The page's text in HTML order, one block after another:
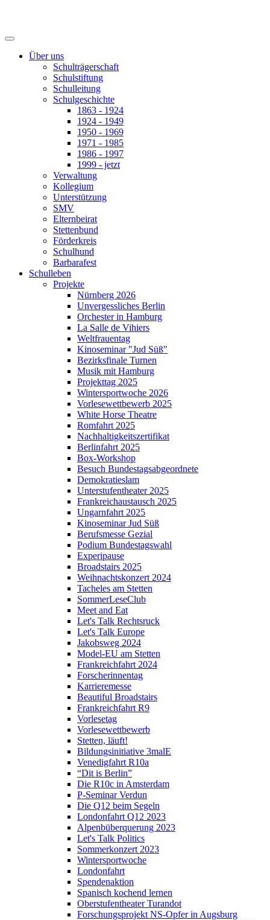
Über uns
Schulträgerschaft
Schulstiftung
Schulleitung
Schulgeschichte
1863 - 1924
1924 - 1949
1950 - 1969
1971 - 1985
1986 - 1997
1999 - jetzt
Verwaltung
Kollegium
Unterstützung
SMV
Elternbeirat
Stettenbund
Förderkreis
Schulhund
Barbarafest
Schulleben
Projekte
Nürnberg 2026
Unvergessliches Berlin
Orchester in Hamburg
La Salle de Vihiers
Weltfrauentag
Kinoseminar "Jud Süß"
Bezirksfinale Turnen
Musik mit Hamburg
Projekttag 2025
Wintersportwoche 2026
Vorlesewettbewerb 2025
White Horse Theatre
Romfahrt 2025
Nachhaltigkeitszertifikat
Berlinfahrt 2025
Box-Workshop
Besuch Bundestagsabgeordnete
Demokratieslam
Unterstufentheater 2025
Frankreichaustausch 2025
Ungarnfahrt 2025
Kinoseminar Jud Süß
Berufsmesse Gezial
Podium Bundestagswahl
Experipause
Broadstairs 2025
Weihnachtskonzert 2024
Tacheles am Stetten
SommerLeseClub
Meet and Eat
Let's Talk Rechtsruck
Let's Talk Europe
Jakobsweg 2024
Model-EU am Stetten
Frankreichfahrt 2024
Forscherinnentag
Karrieremesse
Beautiful Broadstairs
Frankreichfahrt R9
Vorlesetag
Vorlesewettbewerb
Stetten, läuft!
Bildungsinitiative 3malE
Venedigfahrt R10a
“Dit is Berlin”
Die R10c in Amsterdam
P-Seminar Verdun
Die Q12 beim Segeln
Londonfahrt Q12 2023
Alpenbüberquerung 2023
Let's Talk Politics
Sommerkonzert 2023
Wintersportwoche
Londonfahrt
Spendenaktion
Spanisch kochend lernen
Oberstufentheater Turandot
Forschungsprojekt NS-Opfer in Augsburg